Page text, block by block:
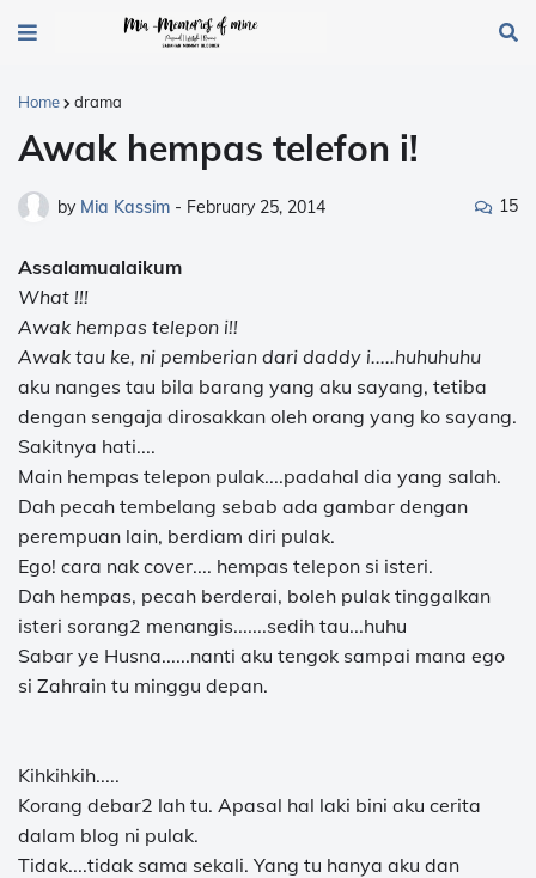
Home drama
Awak hempas telefon i!
by Mia Kassim - February 25, 2014 15
Assalamualaikum
What !!!
Awak hempas telepon i!!
Awak tau ke, ni pemberian dari daddy i.....huhuhuhu
aku nanges tau bila barang yang aku sayang, tetiba
dengan sengaja dirosakkan oleh orang yang ko sayang.
Sakitnya hati....
Main hempas telepon pulak....padahal dia yang salah.
Dah pecah tembelang sebab ada gambar dengan
perempuan lain, berdiam diri pulak.
Ego! cara nak cover.... hempas telepon si isteri.
Dah hempas, pecah berderai, boleh pulak tinggalkan
isteri sorang2 menangis.......sedih tau...huhu
Sabar ye Husna......nanti aku tengok sampai mana ego
si Zahrain tu minggu depan.
Kihkihkih.....
Korang debar2 lah tu. Apasal hal laki bini aku cerita
dalam blog ni pulak.
Tidak....tidak sama sekali. Yang tu hanya aku dan